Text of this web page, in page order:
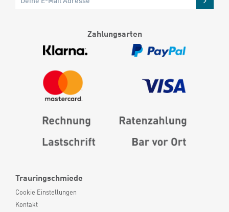
Trauringschmiede
Cookie Einstellungen
Kontakt
Zahlungsarten